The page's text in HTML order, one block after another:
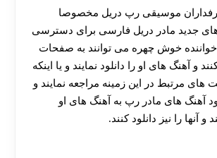
موسیقی رپ دریل مخصوصا
جدید مادر دریل فارسی برای دسترسی
خواننده خوش چهره می توانند به صفحات
و آهنگ های او را دانلود نمایند و یا اینکه
های مرتبط در این زمینه مراجعه نمایند و
آهنگ های مادر رپ به آهنگ های او
آنها را نیز دانلود کنند.